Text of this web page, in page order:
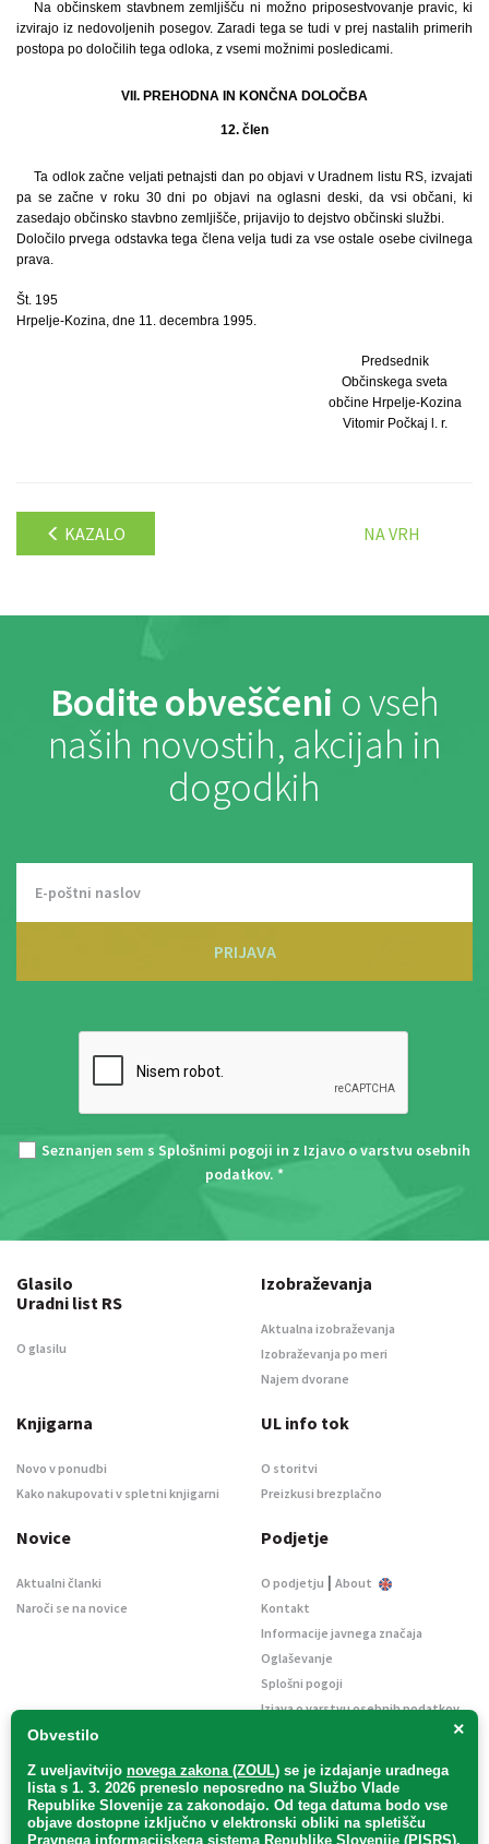
Na občinskem stavbnem zemljišču ni možno priposestvovanje pravic, ki
izvirajo iz nedovoljenih posegov. Zaradi tega se tudi v prej nastalih primerih
postopa po določilih tega odloka, z vsemi možnimi posledicami.
VII. PREHODNA IN KONČNA DOLOČBA
12. člen
Ta odlok začne veljati petnajsti dan po objavi v Uradnem listu RS, izvajati
pa se začne v roku 30 dni po objavi na oglasni deski, da vsi občani, ki
zasedajo občinsko stavbno zemljišče, prijavijo to dejstvo občinski službi.
Določilo prvega odstavka tega člena velja tudi za vse ostale osebe civilnega
prava.
Št. 195
Hrpelje-Kozina, dne 11. decembra 1995.
Predsednik
Občinskega sveta
občine Hrpelje-Kozina
Vitomir Počkaj l. r.
KAZALO NA VRH
Bodite obveščeni o vseh
naših novostih, akcijah in
dogodkih
PRIJAVA
Seznanjen sem s Splošnimi pogoji in z Izjavo o varstvu osebnih
podatkov. *
×
Obvestilo
Z uveljavitvijo novega zakona (ZOUL) se je izdajanje uradnega
lista s 1. 3. 2026 preneslo neposredno na Službo Vlade
Republike Slovenije za zakonodajo. Od tega datuma bodo vse
objave dostopne izključno v elektronski obliki na spletišču
Pravnega informacijskega sistema Republike Slovenije (PISRS),
Glasilo
Uradni list RS
O glasilu
Izobraževanja
Aktualna izobraževanja
Izobraževanja po meri
Najem dvorane
Knjigarna
Novo v ponudbi
Kako nakupovati v spletni knjigarni
UL info tok
O storitvi
Preizkusi brezplačno
Novice
Aktualni članki
Naroči se na novice
Podjetje
O podjetju | About
Kontakt
Informacije javnega značaja
Oglaševanje
Splošni pogoji
Izjava o varstvu osebnih podatkov